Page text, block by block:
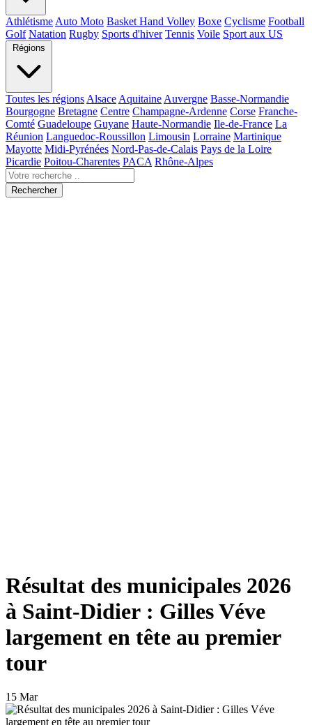
Athlétisme Auto Moto Basket Hand Volley Boxe Cyclisme Football
Golf Natation Rugby Sports d'hiver Tennis Voile Sport aux US
Régions
Toutes les régions Alsace Aquitaine Auvergne Basse-Normandie
Bourgogne Bretagne Centre Champagne-Ardenne Corse Franche-
Comté Guadeloupe Guyane Haute-Normandie Ile-de-France La
Réunion Languedoc-Roussillon Limousin Lorraine Martinique
Mayotte Midi-Pyrénées Nord-Pas-de-Calais Pays de la Loire
Picardie Poitou-Charentes PACA Rhône-Alpes
Rechercher
Résultat des municipales 2026
à Saint-Didier : Gilles Véve
largement en tête au premier
tour
15 Mar